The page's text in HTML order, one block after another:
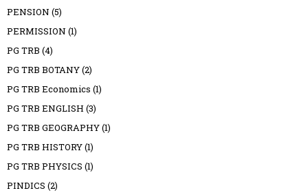
PENSION (5)
PERMISSION (1)
PG TRB (4)
PG TRB BOTANY(2)
PG TRB Economics (1)
PG TRB ENGLISH (3)
PG TRB GEOGRAPHY(1)
PG TRB HISTORY(1)
PG TRB PHYSICS (1)
PINDICS (2)